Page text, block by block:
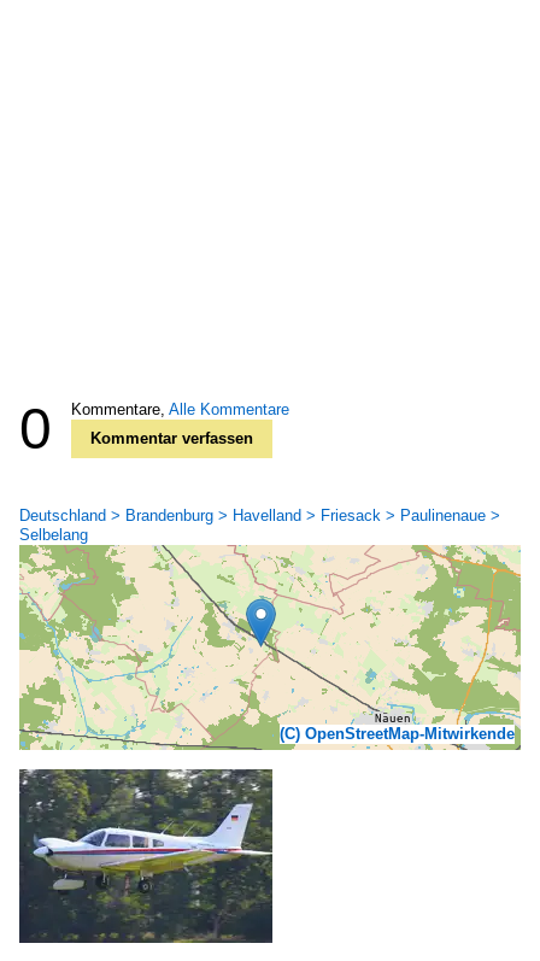
0 Kommentare, Alle Kommentare
Kommentar verfassen
Deutschland > Brandenburg > Havelland > Friesack > Paulinenaue >
Selbelang
(C) OpenStreetMap-Mitwirkende